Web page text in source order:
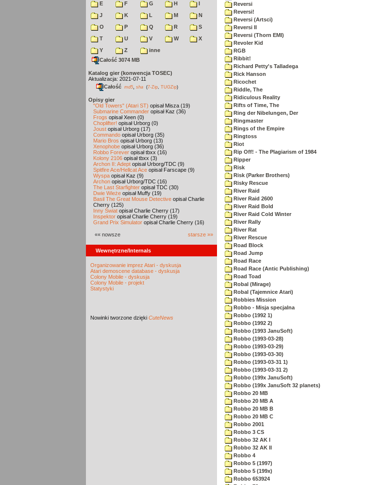
E
F G H
I
J
K L M
N
O
P Q R
S
T
U V W
X
Y
Z
inne
Całość 3074 MB
Katalog gier (konwencja TOSEC)
Aktualizacja: 2021-07-11
Całość md5 sha (7-Zip TUGZip)
Opisy gier
"Old Towers" (Atari ST) opisał Misza (19)
Submarine Commander opisał Kaz (36)
Frogs opisał Xeen (0)
Choplifter! opisał Urborg (0)
Joust opisał Urborg (17)
Commando opisał Urborg (35)
Mario Bros opisał Urborg (13)
Xenophobe opisał Urborg (36)
Robbo Forever opisał tbxx (16)
Kolony 2106 opisał tbxx (3)
Archon II: Adept opisał Urborg/TDC (9)
Spitfire Ace/Hellcat Ace opisał Farscape (9)
Wyspa opisał Kaz (9)
Archon opisał Urborg/TDC (16)
The Last Starfighter opisał TDC (30)
Dwie Wieże opisał Muffy (19)
Basil The Great Mouse Detective opisał Charlie
Cherry (125)
Inny Świat opisał Charlie Cherry (17)
Inspektor opisał Charlie Cherry (19)
Grand Prix Simulator opisał Charlie Cherry (16)
«« nowsze starsze »»
Wewnętrzne/Internals
Organizowanie imprez Atari - dyskusja
Atari demoscene database - dyskusja
Colony Mobile - dyskusja
Colony Mobile - projekt
Statystyki
Nowinki tworzone dzięki CuteNews
Reversi
Reversi!
Reversi (Artsci)
Reversi II
Reversi (Thorn EMI)
Revoler Kid
RGB
Ribbit!
Richard Petty's Talladega
Rick Hanson
Ricochet
Riddle, The
Ridiculous Reality
Rifts of Time, The
Ring der Nibelungen, Der
Ringmaster
Rings of the Empire
Ringtoss
Riot
Rip Off! - The Plagiarism of 1984
Ripper
Risk
Risk (Parker Brothers)
Risky Rescue
River Raid
River Raid 2600
River Raid Bold
River Raid Cold Winter
River Rally
River Rat
River Rescue
Road Block
Road Jump
Road Race
Road Race (Antic Publishing)
Road Toad
Robal (Mirage)
Robal (Tajemnice Atari)
Robbies Mission
Robbo - Misja specjalna
Robbo (1992 1)
Robbo (1992 2)
Robbo (1993 JanuSoft)
Robbo (1993-03-28)
Robbo (1993-03-29)
Robbo (1993-03-30)
Robbo (1993-03-31 1)
Robbo (1993-03-31 2)
Robbo (199x JanuSoft)
Robbo (199x JanuSoft 32 planets)
Robbo 20 MB
Robbo 20 MB A
Robbo 20 MB B
Robbo 20 MB C
Robbo 2001
Robbo 3 CS
Robbo 32 AK I
Robbo 32 AK II
Robbo 4
Robbo 5 (1997)
Robbo 5 (199x)
Robbo 653924